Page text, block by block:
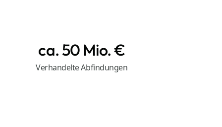
ca. 50 Mio. €
Verhandelte Abfindungen